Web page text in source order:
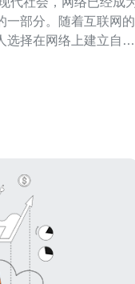
一部分。随着互联网的
选择在网络上建立自己
为一个国际化程度高